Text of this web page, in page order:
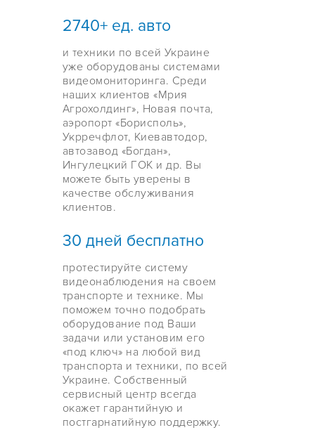
2740+ ед. авто
и техники по всей Украине
уже оборудованы системами
видеомониторинга. Среди
наших клиентов «Мрия
Агрохолдинг», Новая почта,
аэропорт «Борисполь»,
Укрречфлот, Киевавтодор,
автозавод «Богдан»,
Ингулецкий ГОК и др. Вы
можете быть уверены в
качестве обслуживания
клиентов.
30 дней бесплатно
протестируйте систему
видеонаблюдения на своем
транспорте и технике. Мы
поможем точно подобрать
оборудование под Ваши
задачи или установим его
«под ключ» на любой вид
транспорта и техники, по всей
Украине. Собственный
сервисный центр всегда
окажет гарантийную и
постгарнатийную поддержку.